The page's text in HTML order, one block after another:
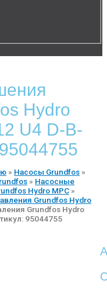
Hydro
U4 D-B-
» Насосы Grundfos »
» Насосные
Hydro MPC »
Grundfos Hydro
Grundfos Hydro
95044755